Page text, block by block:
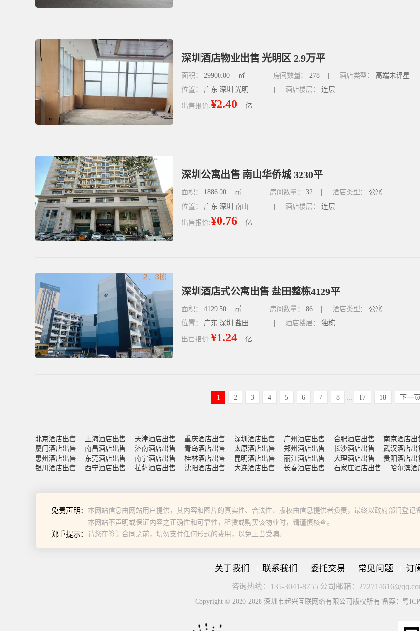
深圳酒店物业出售 光明区 2.9万平
面积： 29900.00 ㎡ 房间数量： 278 酒店类型：
高端未评星
位置： 广东 深圳 光明 酒店楼层： 连层
出售报价:¥2.40 亿
深圳公寓出售 南山华侨城 3230平
面积： 1886.00 ㎡ 房间数量： 32 酒店类型：
公寓
位置： 广东 深圳 南山 酒店楼层： 连层
出售报价:¥0.76 亿
深圳酒店式公寓出售 盐田整栋4129平
面积： 4129.50 ㎡ 房间数量： 86 酒店类型：
公寓
位置： 广东 深圳 盐田 酒店楼层： 独栋
出售报价:¥1.24 亿
1 2 3 4 5 6 7 8 ... 17 18 下一页
北京酒店出售 上海酒店出售 天津酒店出售 重庆酒店出售 深圳酒店出售 广州酒店出售 合肥酒店出售 南京酒店出
厦门酒店出售
南昌酒店出售 济南酒店出售 青岛酒店出售 太原酒店出售 郑州酒店出售 长沙酒店出售 武汉酒店出
惠州酒店出售
东莞酒店出售 南宁酒店出售 桂林酒店出售 昆明酒店出售 丽江酒店出售 大理酒店出售 贵阳酒店出
银川酒店出售
西宁酒店出售 拉萨酒店出售 沈阳酒店出售 大连酒店出售 长春酒店出售 石家庄酒店出售 哈尔滨酒
免责声明： 本网站信息由网站用户提供，其内容和图片的真实性、合法性、版权由信息提供者负责，最终以政府部门登记
本网站不声明或保证内容之正确性和可靠性，租赁或购买该物业时，请谨慎核查。
郑重提示： 请您在签订合同之前，切勿支付任何形式的费用，以免上当受骗。
关于我们 联系我们 委托交易 常见问题 订
咨询热线：135-3041-8755 公司邮箱：
Copyright © 2020-2028 深圳市起兴互联网络有限公司版权所有 备案：粤ICP